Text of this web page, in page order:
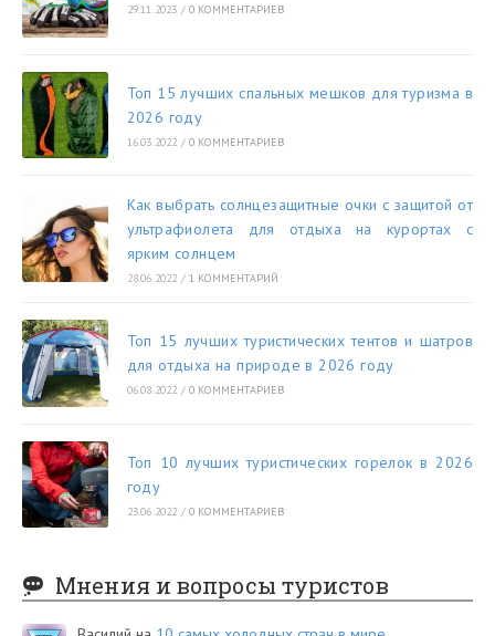
29.11.2023 / 0 КОММЕНТАРИЕВ
Топ 15 лучших спальных мешков для туризма в
2026 году
16.03.2022 / 0 КОММЕНТАРИЕВ
Как выбрать солнцезащитные очки с защитой от
ультрафиолета для отдыха на курортах с
ярким солнцем
28.06.2022 / 1 КОММЕНТАРИЙ
Топ 15 лучших туристических тентов и шатров
для отдыха на природе в 2026 году
06.08.2022 / 0 КОММЕНТАРИЕВ
Топ 10 лучших туристических горелок в 2026
году
23.06.2022 / 0 КОММЕНТАРИЕВ
Мнения и вопросы туристов